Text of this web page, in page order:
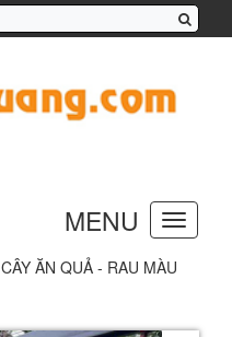
Toggle
navigation
MENU
CÂY ĂN QUẢ - RAU MÀU